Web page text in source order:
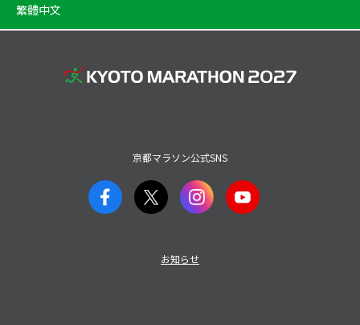
繁體中文
京都マラソン公式SNS
お知らせ